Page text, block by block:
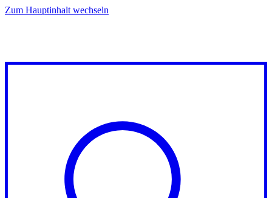
Zum Hauptinhalt wechseln